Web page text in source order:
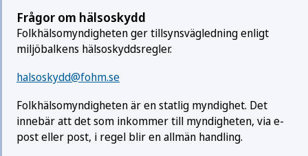
Frågor om hälsoskydd
Folkhälsomyndigheten ger tillsynsvägledning enligt
miljöbalkens hälso­skydds­regler.
halsoskydd@fohm.se
Folkhälsomyndigheten är en statlig myndighet. Det
innebär att det som inkommer till myndigheten, via e-
post eller post, i regel blir en allmän handling.